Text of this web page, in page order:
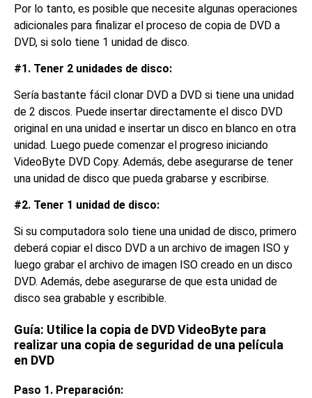
Por lo tanto, es posible que necesite algunas operaciones
adicionales para finalizar el proceso de copia de DVD a
DVD, si solo tiene 1 unidad de disco.
#1. Tener 2 unidades de disco:
Sería bastante fácil clonar DVD a DVD si tiene una unidad
de 2 discos. Puede insertar directamente el disco DVD
original en una unidad e insertar un disco en blanco en otra
unidad. Luego puede comenzar el progreso iniciando
VideoByte DVD Copy. Además, debe asegurarse de tener
una unidad de disco que pueda grabarse y escribirse.
#2. Tener 1 unidad de disco:
Si su computadora solo tiene una unidad de disco, primero
deberá copiar el disco DVD a un archivo de imagen ISO y
luego grabar el archivo de imagen ISO creado en un disco
DVD. Además, debe asegurarse de que esta unidad de
disco sea grabable y escribible.
Guía: Utilice la copia de DVD VideoByte para
realizar una copia de seguridad de una película
en DVD
Paso 1. Preparación: